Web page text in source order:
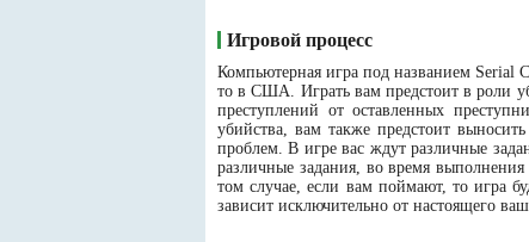
Игровой процесс
Компьютерная игра под названием Serial
то в США. Играть вам предстоит в роли
преступлений от оставленных
убийства, вам также предстоит
проблем. В игре вас ждут различные
различные задания, во время
том случае, если вам поймают, то игра
зависит исключительно от настоящего